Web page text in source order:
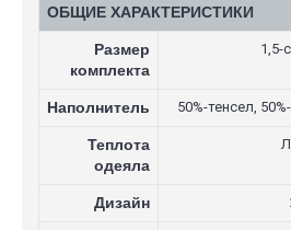
ОБЩИЕ ХАРАКТЕРИСТИКИ
Размер
комплекта
1,5-
Наполнитель 50%-тенсел,
Теплота
одеяла
Дизайн